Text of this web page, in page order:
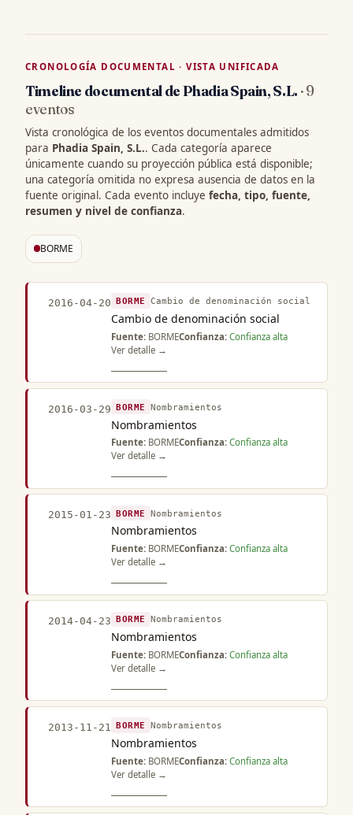
CRONOLOGÍA DOCUMENTAL · VISTA UNIFICADA
Timeline documental de Phadia Spain, S.L. · 9
eventos
Vista cronológica de los eventos documentales admitidos
para Phadia Spain, S.L.. Cada categoría aparece
únicamente cuando su proyección pública está disponible;
una categoría omitida no expresa ausencia de datos en la
fuente original. Cada evento incluye fecha, tipo, fuente,
resumen y nivel de confianza.
BORME
2016-04-20 BORME Cambio de denominación social
Cambio de denominación social
Fuente: BORMEConfianza: Confianza alta
Ver detalle →
2016-03-29 BORME Nombramientos
Nombramientos
Fuente: BORMEConfianza: Confianza alta
Ver detalle →
2015-01-23 BORME Nombramientos
Nombramientos
Fuente: BORMEConfianza: Confianza alta
Ver detalle →
2014-04-23 BORME Nombramientos
Nombramientos
Fuente: BORMEConfianza: Confianza alta
Ver detalle →
2013-11-21 BORME Nombramientos
Nombramientos
Fuente: BORMEConfianza: Confianza alta
Ver detalle →